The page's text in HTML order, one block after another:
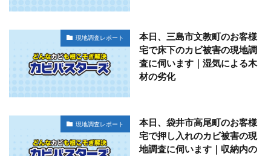
現地調査レポート
本日、三島市文教町のお客様
宅で床下のカビ被害の現地調
査に伺います｜湿気による木
材の劣化
現地調査レポート
本日、袋井市高尾町のお客様
宅で押し入れのカビ被害の現
地調査に伺います｜収納内の